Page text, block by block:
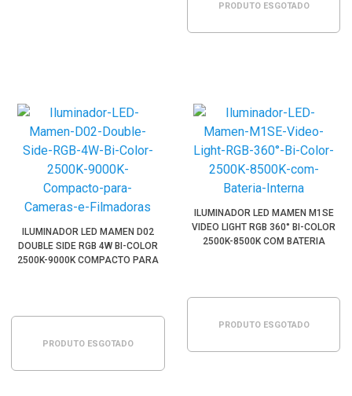
PRODUTO ESGOTADO
ILUMINADOR LED MAMEN D02
DOUBLE SIDE RGB 4W BI-COLOR
2500K-9000K COMPACTO PARA
PRODUTO ESGOTADO
ILUMINADOR LED MAMEN M1SE
VIDEO LIGHT RGB 360° BI-COLOR
2500K-8500K COM BATERIA
PRODUTO ESGOTADO